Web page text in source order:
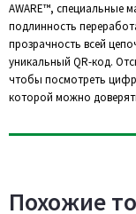
AWARE™, специальные
подлинность
прозрачность всей
уникальный QR-код.
чтобы посмотреть
которой можно
Похожие